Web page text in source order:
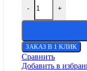
- +
ЗАКАЗ В 1 КЛИК
Сравнить
Добавить в